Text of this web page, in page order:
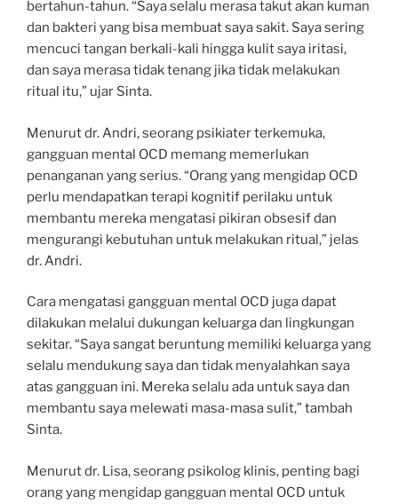
bertahun-tahun. “Saya selalu merasa takut akan kuman
dan bakteri yang bisa membuat saya sakit. Saya sering
mencuci tangan berkali-kali hingga kulit saya iritasi,
dan saya merasa tidak tenang jika tidak melakukan
ritual itu,” ujar Sinta.
Menurut dr. Andri, seorang psikiater terkemuka,
gangguan mental OCD memang memerlukan
penanganan yang serius. “Orang yang mengidap OCD
perlu mendapatkan terapi kognitif perilaku untuk
membantu mereka mengatasi pikiran obsesif dan
mengurangi kebutuhan untuk melakukan ritual,” jelas
dr. Andri.
Cara mengatasi gangguan mental OCD juga dapat
dilakukan melalui dukungan keluarga dan lingkungan
sekitar. “Saya sangat beruntung memiliki keluarga yang
selalu mendukung saya dan tidak menyalahkan saya
atas gangguan ini. Mereka selalu ada untuk saya dan
membantu saya melewati masa-masa sulit,” tambah
Sinta.
Menurut dr. Lisa, seorang psikolog klinis, penting bagi
orang yang mengidap gangguan mental OCD untuk